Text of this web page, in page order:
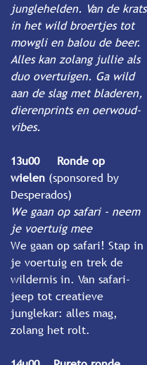
junglehelden. Van de krats
in het wild broertjes tot
mowgli en balou de beer.
Alles kan zolang jullie als
duo overtuigen. Ga wild
aan de slag met bladeren,
dierenprints en oerwoud-
vibes.
13u00 Ronde op
wielen (sponsored by
Desperados)
We gaan op safari - neem
je voertuig mee
We gaan op safari! Stap in
je voertuig en trek de
wildernis in. Van safari-
jeep tot creatieve
junglekar: alles mag,
zolang het rolt.